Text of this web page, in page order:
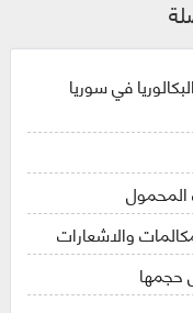
في سوريا
المحمول
والاشعارات
حجمها